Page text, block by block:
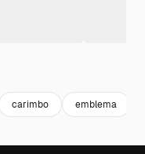
carimbo emblema